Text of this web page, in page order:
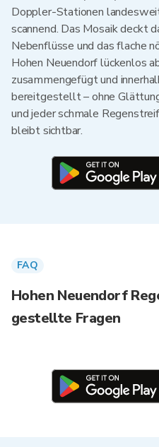
Doppler-Stationen
scannend. Das Mosaik deckt
Nebenflüsse und das flache
Hohen Neuendorf lückenlos
zusammengefügt und
bereitgestellt – ohne
und jeder schmale
bleibt sichtbar.
FAQ
Hohen Neuendorf
gestellte Fragen